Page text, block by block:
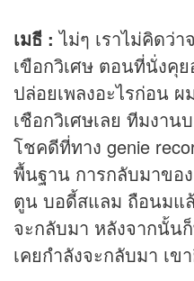
เมธี : ไม่ๆ เราไม่คิดว่า
เขือกวิเศษ ตอนที่นั่งคุย
ปล่อยเพลงอะไรก่อน ผ
เชือกวิเศษเลย ทีมงา
โชคดีที่ทาง genie
พื้นฐาน การกลับมาขอ
ตูน บอดี้สแลม ถือนมแ
จะกลับมา หลังจากนั้น
เคยกำลังจะกลับมา เ